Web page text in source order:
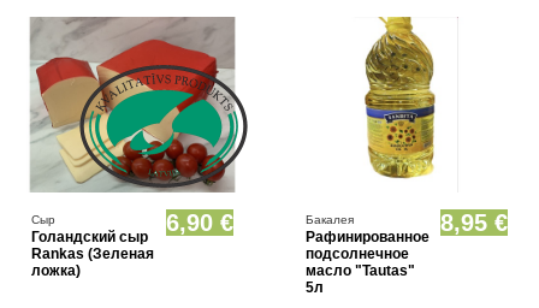
Нет в наличии
Сыр
Голандский сыр
Rankas (Зеленая
ложка)
6,90 € Бакалея
Рафинированное
подсолнечное
масло "Tautas"
5л
8,95 €